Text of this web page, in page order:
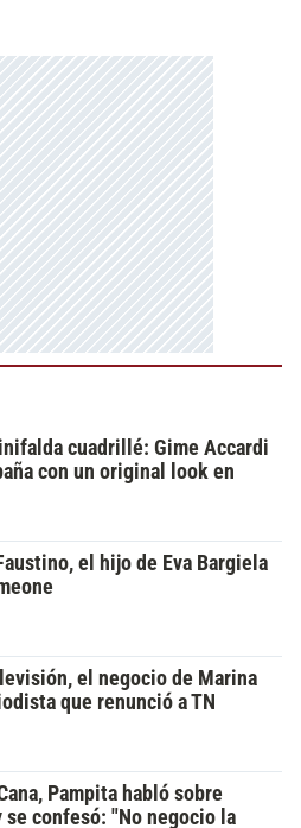
cuadrillé: Gime Accardi
con un original look en
el hijo de Eva Bargiela
el negocio de Marina
que renunció a TN
Pampita habló sobre
se confesó: "No negocio la